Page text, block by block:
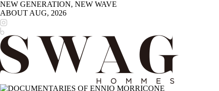
NEW GENERATION, NEW WAVE
ABOUT AUG, 2026